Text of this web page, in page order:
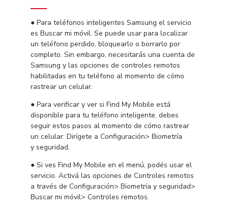
● Para teléfonos inteligentes Samsung el servicio
es Buscar mi móvil. Se puede usar para localizar
un teléfono perdido, bloquearlo o borrarlo por
completo. Sin embargo, necesitarás una cuenta de
Samsung y las opciones de controles remotos
habilitadas en tu teléfono al momento de cómo
rastrear un celular.
● Para verificar y ver si Find My Mobile está
disponible para tu teléfono inteligente, debes
seguir estos pasos al momento de cómo rastrear
un celular: Dirígete a Configuración> Biometría
y seguridad.
● Si ves Find My Mobile en el menú, podés usar el
servicio. Activá las opciones de Controles remotos
a través de Configuración> Biometría y seguridad>
Buscar mi móvil> Controles remotos.